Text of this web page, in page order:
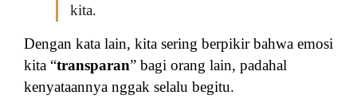
kita.
Dengan kata lain, kita sering berpikir bahwa emosi
kita “transparan” bagi orang lain, padahal
kenyataannya nggak selalu begitu.